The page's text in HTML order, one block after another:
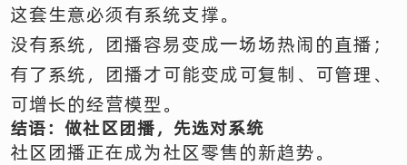
这套生意必须有系统支撑。
没有系统，团播容易变成一场场热闹的直播；
有了系统，团播才可能变成可复制、可管理、
可增长的经营模型。
结语：做社区团播，先选对系统
社区团播正在成为社区零售的新趋势。